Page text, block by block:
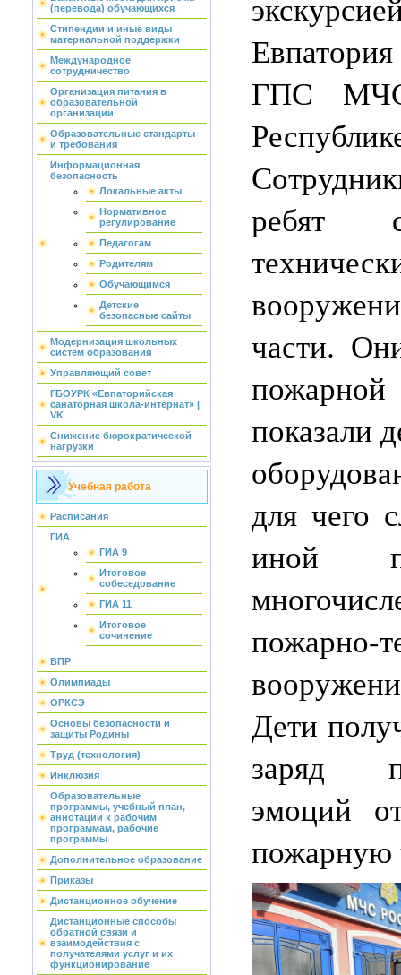
(перевода) обучающихся
Стипендии и иные виды
материальной поддержки
Международное
сотрудничество
Организация питания в
образовательной
организации
Образовательные стандарты
и требования
Информационная
безопасность
Локальные акты
Нормативное
регулирование
Педагогам
Родителям
Обучающимся
Детские
безопасные сайты
Модернизация школьных
систем образования
Управляющий совет
ГБОУРК «Евпаторийская
санаторная школа-интернат» |
VK
Снижение бюрократической
нагрузки
Учебная работа
Расписания
ГИА
ГИА 9
Итоговое
собеседование
ГИА 11
Итоговое
сочинение
ВПР
Олимпиады
ОРКСЭ
Основы безопасности и
защиты Родины
Труд (технология)
Инклюзия
Образовательные
программы, учебный план,
аннотации к рабочим
программам, рабочие
программы
Дополнительное образование
Приказы
Дистанционное обучение
Дистанционные способы
обратной связи и
взаимодействия с
получателями услуг и их
функционирование
ГПС
ребят
части.
показали
для чего
иной
пожарно-
Дети
заряд
эмоций
пожарную